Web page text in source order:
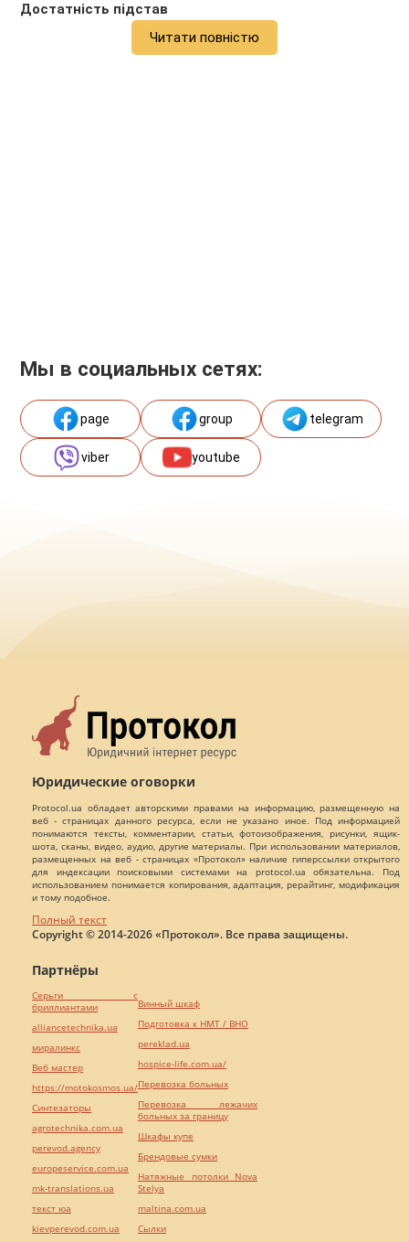
Достатність підстав
Читати повністю
Мы в социальных сетях:
page group telegram
viber youtube
Юридические оговорки
Protocol.ua обладает авторскими правами на информацию, размещенную на
веб - страницах данного ресурса, если не указано иное. Под информацией
понимаются тексты, комментарии, статьи, фотоизображения, рисунки, ящик-
шота, сканы, видео, аудио, другие материалы. При использовании материалов,
размещенных на веб - страницах «Протокол» наличие гиперссылки открытого
для индексации поисковыми системами на protocol.ua обязательна. Под
использованием понимается копирования, адаптация, рерайтинг, модификация
и тому подобное.
Полный текст
Copyright © 2014-2026 «Протокол». Все права защищены.
Партнёры
Серьги с
бриллиантами
alliancetechnika.ua
миралинкс
Веб мастер
https://motokosmos.ua/
Синтезаторы
agrotechnika.com.ua
perevod.agency
europeservice.com.ua
mk-translations.ua
текст юа
kievperevod.com.ua
Винный шкаф
Подготовка к НМТ / ВНО
pereklad.ua
hospice-life.com.ua/
Перевозка больных
Перевозка лежачих
больных за границу
Шкафы купе
Брендовые сумки
Натяжные потолки Nova
Stelya
maltina.com.ua
Cылки